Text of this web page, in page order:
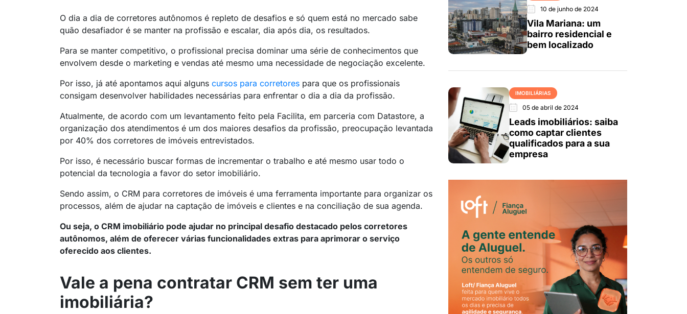
O dia a dia de corretores autônomos é repleto de desafios e só quem está no mercado sabe
quão desafiador é se manter na profissão e escalar, dia após dia, os resultados.
Para se manter competitivo, o profissional precisa dominar uma série de conhecimentos que
envolvem desde o marketing e vendas até mesmo uma necessidade de negociação excelente.
Por isso, já até apontamos aqui alguns cursos para corretores para que os profissionais
consigam desenvolver habilidades necessárias para enfrentar o dia a dia da profissão.
Atualmente, de acordo com um levantamento feito pela Facilita, em parceria com Datastore, a
organização dos atendimentos é um dos maiores desafios da profissão, preocupação levantada
por 40% dos corretores de imóveis entrevistados.
Por isso, é necessário buscar formas de incrementar o trabalho e até mesmo usar todo o
potencial da tecnologia a favor do setor imobiliário.
Sendo assim, o CRM para corretores de imóveis é uma ferramenta importante para organizar os
processos, além de ajudar na captação de imóveis e clientes e na conciliação de sua agenda.
Ou seja, o CRM imobiliário pode ajudar no principal desafio destacado pelos corretores
autônomos, além de oferecer várias funcionalidades extras para aprimorar o serviço
oferecido aos clientes.
Vale a pena contratar CRM sem ter uma
imobiliária?
10 de junho de 2024
Vila Mariana: um
bairro residencial e
bem localizado
IMOBILIÁRIAS
05 de abril de 2024
Leads imobiliários: saiba
como captar clientes
qualificados para a sua
empresa